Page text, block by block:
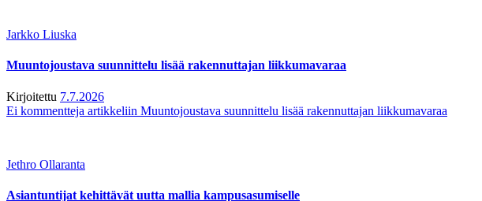
Jarkko Liuska
Muuntojoustava suunnittelu lisää rakennuttajan liikkumavaraa
Kirjoitettu 7.7.2026
Ei kommentteja artikkeliin Muuntojoustava suunnittelu lisää rakennuttajan liikkumavaraa
Jethro Ollaranta
Asiantuntijat kehittävät uutta mallia kampusasumiselle